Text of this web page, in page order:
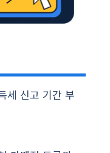
세 신고 기간 부